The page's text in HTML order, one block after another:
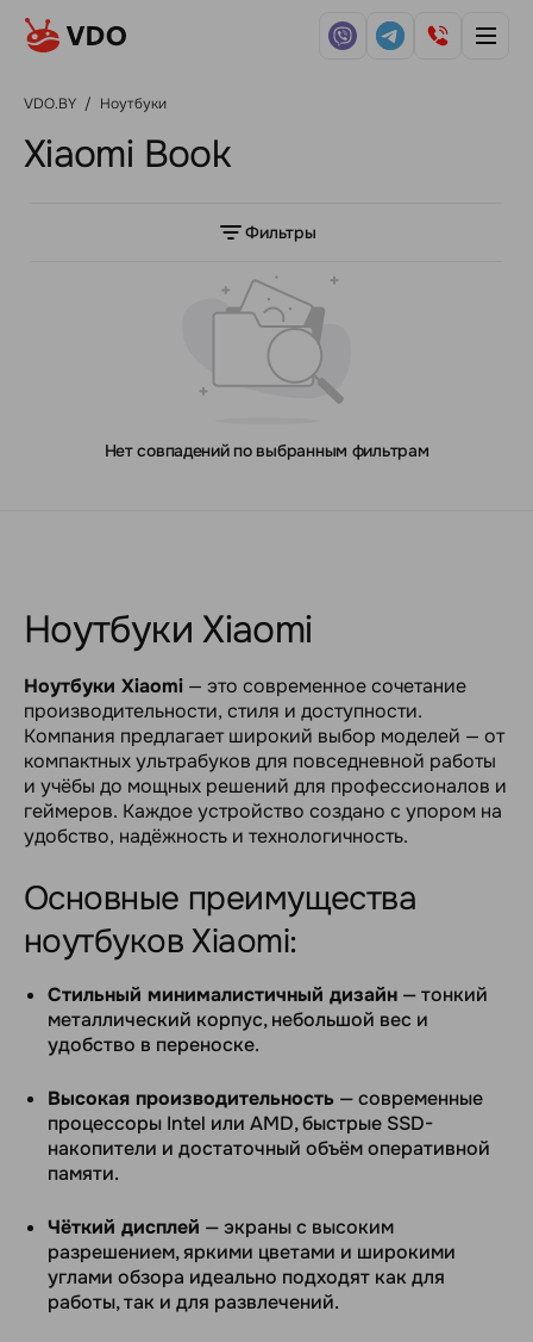
VDO.BY / Ноутбуки
Xiaomi Book
Фильтры
Нет совпадений по выбранным фильтрам
Ноутбуки Xiaomi
Ноутбуки Xiaomi — это современное сочетание
производительности, стиля и доступности.
Компания предлагает широкий выбор моделей — от
компактных ультрабуков для повседневной работы
и учёбы до мощных решений для профессионалов и
геймеров. Каждое устройство создано с упором на
удобство, надёжность и технологичность.
Основные преимущества
ноутбуков Xiaomi:
Стильный минималистичный дизайн — тонкий
металлический корпус, небольшой вес и
удобство в переноске.
Высокая производительность — современные
процессоры Intel или AMD, быстрые SSD-
накопители и достаточный объём оперативной
памяти.
Чёткий дисплей — экраны с высоким
разрешением, яркими цветами и широкими
углами обзора идеально подходят как для
работы, так и для развлечений.